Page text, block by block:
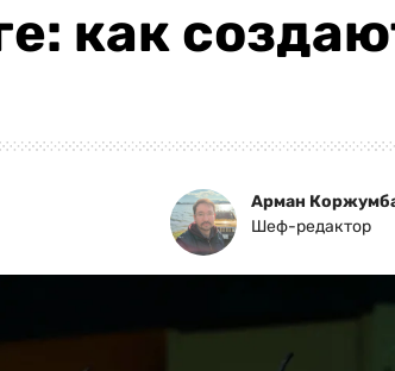
как
Арман
Шеф-редактор